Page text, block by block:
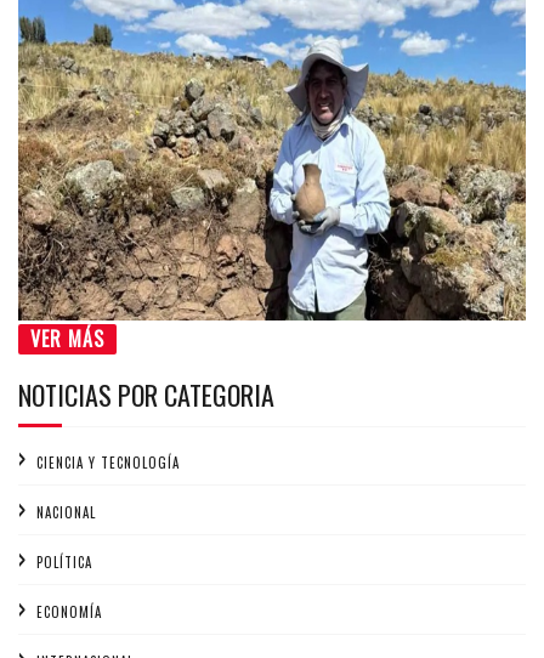
VER MÁS
NOTICIAS POR CATEGORIA
CIENCIA Y TECNOLOGÍA
NACIONAL
POLÍTICA
ECONOMÍA